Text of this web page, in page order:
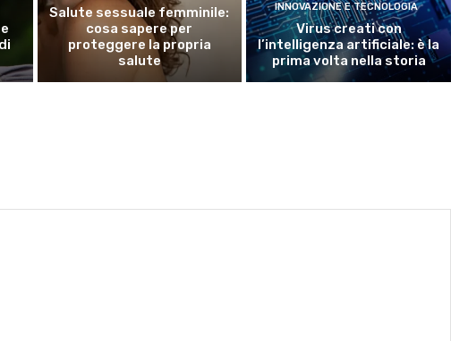
Salute sessuale femminile:
cosa sapere per
proteggere la propria
salute
INNOVAZIONE E TECNOLOGIA
Virus creati con
l’intelligenza artificiale: è la
prima volta nella storia